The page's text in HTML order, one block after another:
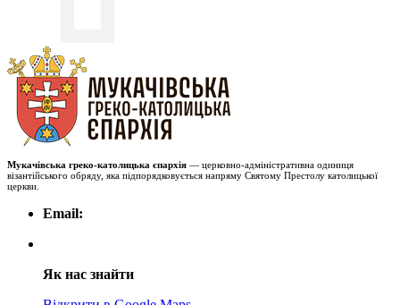
Мукачівська греко-католицька єпархія — церковно-адміністративна одиниця
візантійського обряду, яка підпорядковується напряму Святому Престолу католицької
церкви.
Email:
Як нас знайти